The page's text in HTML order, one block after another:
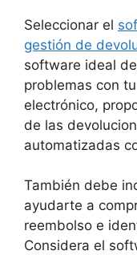
Seleccionar el
gestión de
software ideal
problemas con
electrónico,
de las
automatizadas
También debe
ayudarte a
reembolso e
Considera el